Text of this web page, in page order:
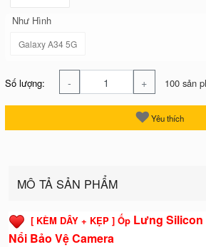
Như Hình
Galaxy A34 5G
Số lượng: - + 100 sản
Yêu thích
MÔ TẢ SẢN PHẨM
[ KÈM DÂY + KẸP ] ỐpLưng Silicon
Nổi Bảo Vệ Camera